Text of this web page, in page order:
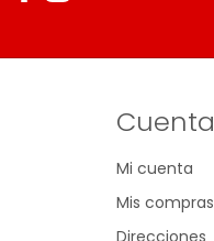
Cuenta
Mi cuenta
Mis compras
Direcciones